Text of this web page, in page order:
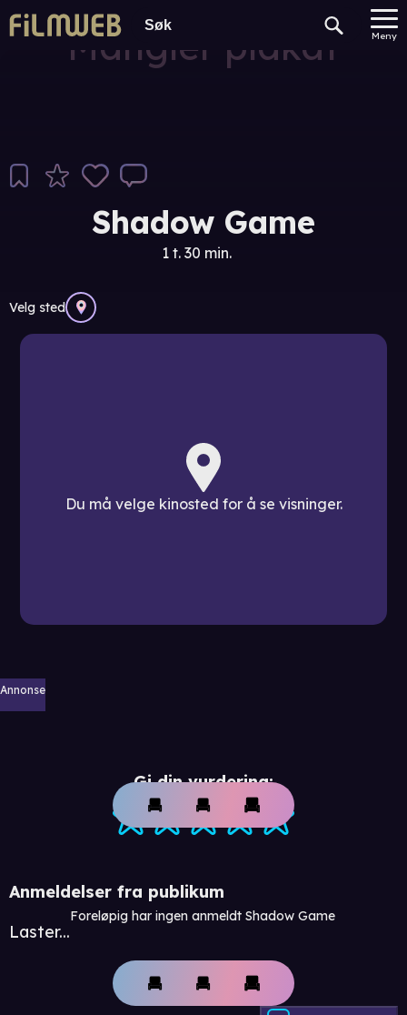
Meny
Mangler plakat
Shadow Game
1 t. 30 min.
Velg sted
Du må velge kinosted for å se visninger.
Annonse
Gi din vurdering:
Anmeldelser fra publikum
Laster...
Foreløpig har ingen anmeldt Shadow Game